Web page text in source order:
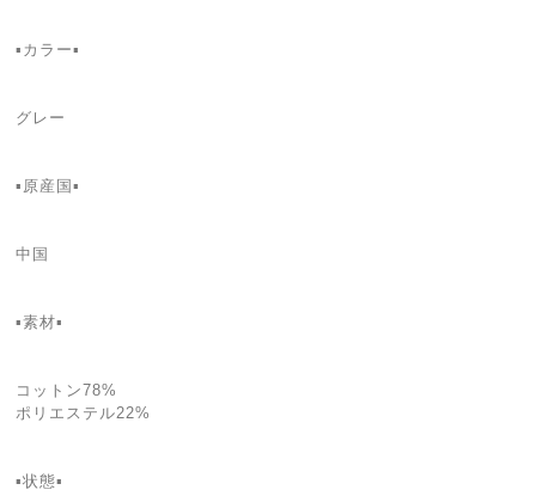
▪️カラー▪️
グレー
▪️原産国▪️
中国
▪️素材▪️
コットン78%
ポリエステル22%
▪️状態▪️